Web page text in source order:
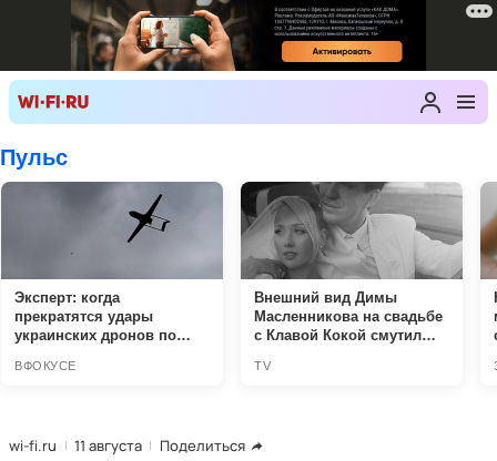
wi-fi.ru 11 августа Поделиться